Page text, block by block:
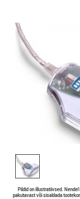
Pildid on illustratiivsed.
pakutavast või sisaldada